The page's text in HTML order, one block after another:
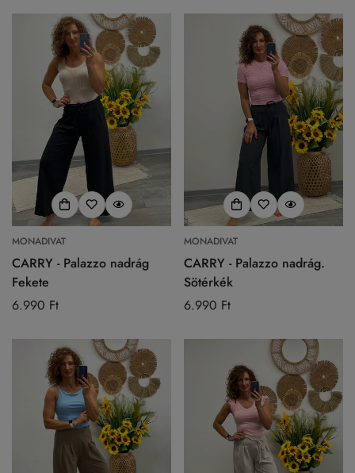
MONADIVAT
CARRY - Palazzo nadrág
Fekete
Normál
6.990 Ft
MONADIVAT
CARRY - Palazzo nadrág.
Sötérkék
Normál
6.990 Ft